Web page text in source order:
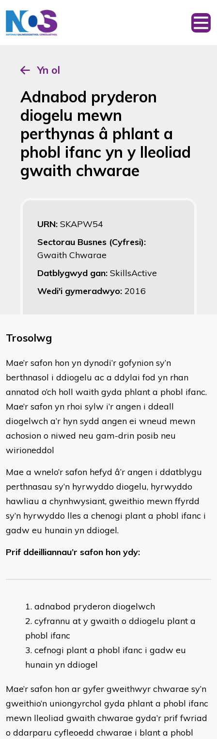
Yn ol
Adnabod pryderon
diogelu mewn
perthynas â phlant a
phobl ifanc yn y lleoliad
gwaith chwarae
URN: SKAPW54
Sectorau Busnes (Cyfresi):
Gwaith Chwarae
Datblygwyd gan: SkillsActive
Wedi'i gymeradwyo: 2016
Trosolwg
​Mae’r safon hon yn dynodi’r gofynion sy’n
berthnasol i ddiogelu ac a ddylai fod yn rhan
annatod o’ch holl waith gyda phlant a phobl ifanc.
Mae’r safon yn rhoi sylw i’r angen i ddeall
diogelwch a’r hyn sydd angen ei wneud mewn
achosion o niwed neu gam-drin posib neu
wirioneddol
Mae a wnelo’r safon hefyd â’r angen i ddatblygu
perthnasau sy’n hyrwyddo diogelu, hyrwyddo
hawliau a chynhwysiant, gweithio mewn ffyrdd
sy’n hyrwyddo lles a chenogi plant a phobl ifanc i
gadw eu hunain yn ddiogel.
Prif ddeilliannau’r safon hon ydy:
adnabod pryderon diogelwch
cyfrannu at y gwaith o ddiogelu plant a
phobl ifanc
cefnogi plant a phobl ifanc i gadw eu
hunain yn ddiogel
Mae’r safon hon ar gyfer gweithwyr chwarae sy’n
gweithio’n uniongyrchol gyda phlant a phobl ifanc
mewn lleoliad gwaith chwarae gyda’r prif fwriad
o ddarparu cyfleoedd chwarae i blant a phobl